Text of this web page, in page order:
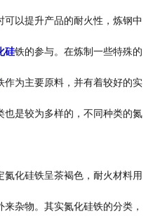
可以提升产品的耐火性，炼钢中
硅铁的参与。在炼制一些特殊的
作为主要原料，并有着较好的实
也是较为多样的，不同种类的氮
化硅铁呈茶褐色，耐火材料用
杂物。其实氮化硅铁的分类，